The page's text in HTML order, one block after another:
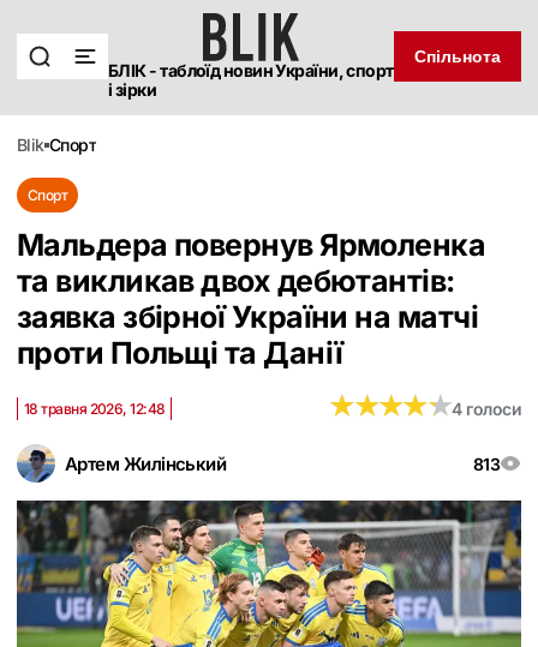
БЛІК - таблоїд новин України, спорт
і зірки
Спільнота
blik спорт
Спорт
Мальдера повернув Ярмоленка
та викликав двох дебютантів:
заявка збірної України на матчі
проти Польщі та Данії
Артем Жилінський 813
18 травня 2026, 12:48 ★★★★★
★★★★★4 голоси